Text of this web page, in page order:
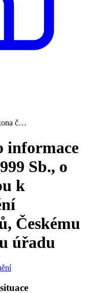
č…
informace
Sb., o
k
Českému
úřadu